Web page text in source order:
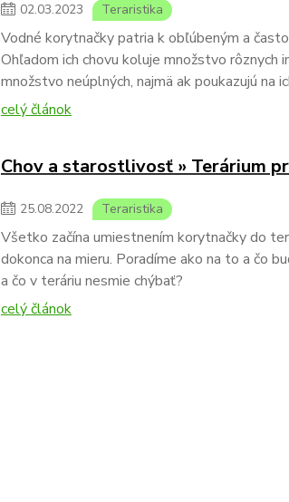
02.03.2023 Teraristika
Vodné korytnačky patria k obľúbeným a
Ohľadom ich chovu koluje množstvo rôznych
množstvo neúplných, najmä ak poukazujú na
celý článok
Chov a starostlivosť » Terárium
25.08.2022 Teraristika
Všetko začína umiestnením korytnačky do
dokonca na mieru. Poradíme ako na to a čo
a čo v teráriu nesmie chýbať?
celý článok